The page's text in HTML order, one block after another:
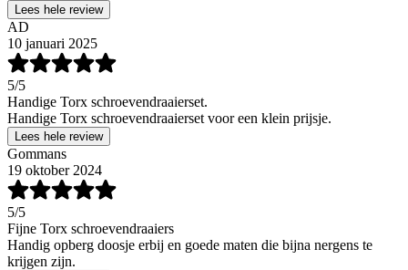
Lees hele review
AD
10 januari 2025
5/5
Handige Torx schroevendraaierset.
Handige Torx schroevendraaierset voor een klein prijsje.
Lees hele review
Gommans
19 oktober 2024
5/5
Fijne Torx schroevendraaiers
Handig opberg doosje erbij en goede maten die bijna nergens te
krijgen zijn.